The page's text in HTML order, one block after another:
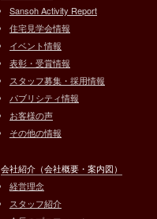
Sansoh Activity Report
住宅見学会情報
イベント情報
表彰・受賞情報
スタッフ募集・採用情報
パブリシティ情報
お客様の声
その他の情報
会社紹介（会社概要・案内図）
経営理念
スタッフ紹介